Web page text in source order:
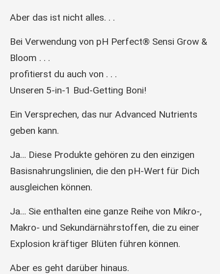
Aber das ist nicht alles. . .
Bei Verwendung von pH Perfect® Sensi Grow &
Bloom . . .
profitierst du auch von . . .
Unseren 5-in-1 Bud-Getting Boni!
Ein Versprechen, das nur Advanced Nutrients
geben kann.
Ja… Diese Produkte gehören zu den einzigen
Basisnahrungslinien, die den pH-Wert für Dich
ausgleichen können.
Ja… Sie enthalten eine ganze Reihe von Mikro-,
Makro- und Sekundärnährstoffen, die zu einer
Explosion kräftiger Blüten führen können.
Aber es geht darüber hinaus.